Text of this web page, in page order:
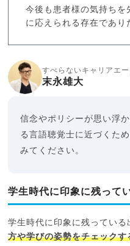
今後も患者様の気持ちを
に応えられる存在であり
すべらないキャリアエ
末永雄大
信念やポリシーが思い浮
る言語聴覚士に近づくた
みてください。
学生時代に印象に残って
学生時代に印象に残ってい
方や学びの姿勢をチェックす